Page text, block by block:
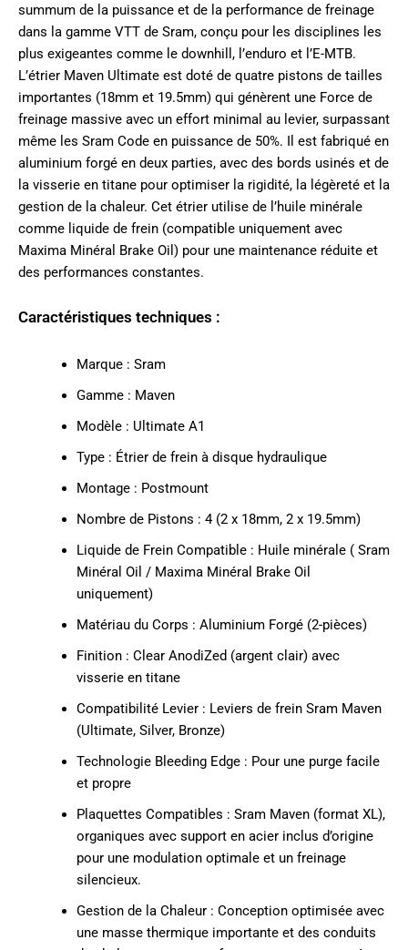
summum de la puissance et de la performance de freinage
dans la gamme VTT de Sram, conçu pour les disciplines les
plus exigeantes comme le downhill, l’enduro et l’E-MTB.
L’étrier Maven Ultimate est doté de quatre pistons de tailles
importantes (18mm et 19.5mm) qui génèrent une Force de
freinage massive avec un effort minimal au levier, surpassant
même les Sram Code en puissance de 50%. Il est fabriqué en
aluminium forgé en deux parties, avec des bords usinés et de
la visserie en titane pour optimiser la rigidité, la légèreté et la
gestion de la chaleur. Cet étrier utilise de l’huile minérale
comme liquide de frein (compatible uniquement avec
Maxima Minéral Brake Oil) pour une maintenance réduite et
des performances constantes.
Caractéristiques techniques :
Marque : Sram
Gamme : Maven
Modèle : Ultimate A1
Type : Étrier de frein à disque hydraulique
Montage : Postmount
Nombre de Pistons : 4 (2 x 18mm, 2 x 19.5mm)
Liquide de Frein Compatible : Huile minérale ( Sram
Minéral Oil / Maxima Minéral Brake Oil
uniquement)
Matériau du Corps : Aluminium Forgé (2-pièces)
Finition : Clear AnodiZed (argent clair) avec
visserie en titane
Compatibilité Levier : Leviers de frein Sram Maven
(Ultimate, Silver, Bronze)
Technologie Bleeding Edge : Pour une purge facile
et propre
Plaquettes Compatibles : Sram Maven (format XL),
organiques avec support en acier inclus d’origine
pour une modulation optimale et un freinage
silencieux.
Gestion de la Chaleur : Conception optimisée avec
une masse thermique importante et des conduits